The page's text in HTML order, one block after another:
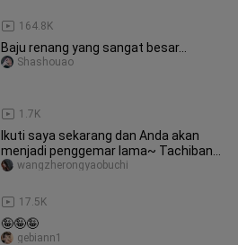
164.8K
Baju renang yang sangat besar...
1.7K
Shashouao
Ikuti saya sekarang dan Anda akan
menjadi penggemar lama~ Tachibana
Ukyo
17.5K
wangzherongyaobuchi
🤪🤪🤪
gebiann1